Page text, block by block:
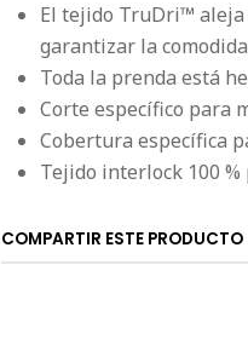
El tejido TruDri™ aleja
garantizar la
Toda la prenda está
Corte específico para
Cobertura específica
Tejido interlock 100
COMPARTIR ESTE PRODUCTO